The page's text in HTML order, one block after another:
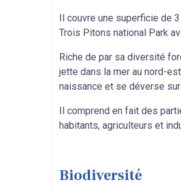
Il couvre une superficie de
Trois Pitons national Park
Riche de par sa diversité
jette dans la mer au nord-
naissance et se déverse
Il comprend en fait des
habitants, agriculteurs et
Biodiversité